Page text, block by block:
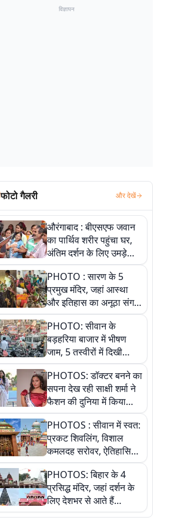
विज्ञापन
फोटो गैलरी और देखें
औरंगाबाद : बीएसएफ जवान
का पार्थिव शरीर पहुंचा घर,
अंतिम दर्शन के लिए उमड़े
लोग
PHOTO : सारण के 5
प्रमुख मंदिर, जहां आस्था
और इतिहास का अनूठा संगम,
तस्वीरों में जानिए
PHOTO: सीवान के
बड़हरिया बाजार में भीषण
जाम, 5 तस्वीरों में दिखी
अव्यवस्था
PHOTOS: डॉक्टर बनने का
सपना देख रही साक्षी शर्मा ने
फैशन की दुनिया में किया
कमाल,जानिए बेगूसराय की
बेटी ने कैसे दी अपने सपनों
को उड़ान
PHOTOS : सीवान में स्वत:
प्रकट शिवलिंग, विशाल
कमलदह सरोवर, ऐतिहासिक
महेंद्रनाथ मंदिर और घंटाघर
की कहानी, तस्वीरों में देखिए
PHOTOS: बिहार के 4
प्रसिद्ध मंदिर, जहां दर्शन के
लिए देशभर से आते हैं
श्रद्धालु, जानिए इनकी